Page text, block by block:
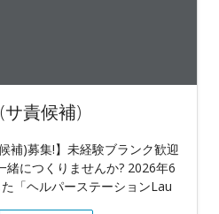
責候補)
補)募集!】未経験ブランク歓迎
緒につくりませんか? 2026年6
「ヘルパーステーションLau